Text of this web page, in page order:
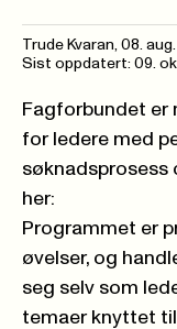
Trude Kvaran, 08.
Sist oppdatert: 09.
Fagforbundet er
for ledere med
her:
Programmet er
øvelser, og
seg selv som
temaer knyttet